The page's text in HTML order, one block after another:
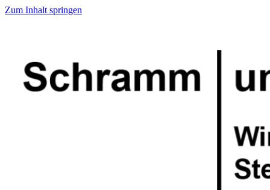
Zum Inhalt springen